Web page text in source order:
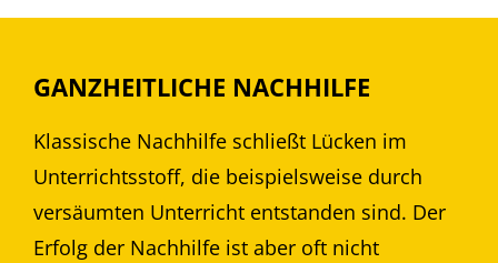
GANZHEITLICHE NACHHILFE
Klassische Nachhilfe schließt Lücken im
Unterrichtsstoff, die beispielsweise durch
versäumten Unterricht entstanden sind. Der
Erfolg der Nachhilfe ist aber oft nicht